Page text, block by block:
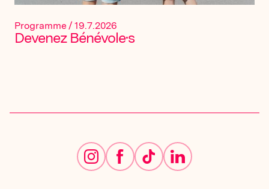
Programme/ 19.7.2026
Devenez Bénévole·s